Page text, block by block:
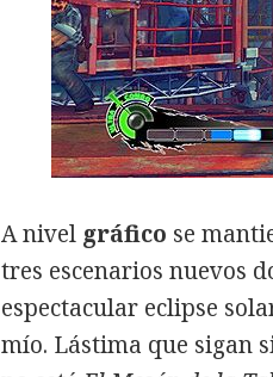
A nivel gráfico se
tres escenarios nuevos
espectacular eclipse
mío. Lástima que sigan